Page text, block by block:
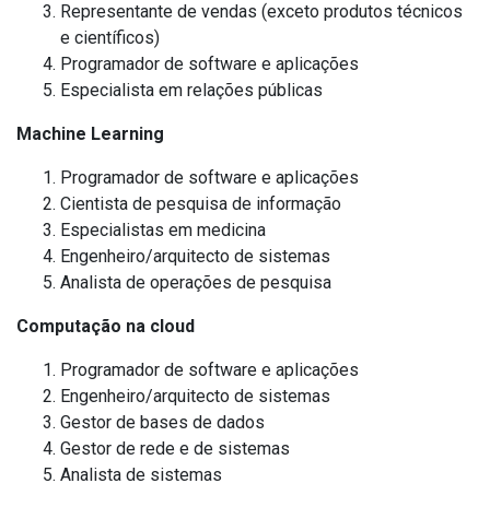
Representante de vendas (exceto produtos técnicos
e científicos)
Programador de software e aplicações
Especialista em relações públicas
Machine Learning
Programador de software e aplicações
Cientista de pesquisa de informação
Especialistas em medicina
Engenheiro/arquitecto de sistemas
Analista de operações de pesquisa
Computação na cloud
Programador de software e aplicações
Engenheiro/arquitecto de sistemas
Gestor de bases de dados
Gestor de rede e de sistemas
Analista de sistemas